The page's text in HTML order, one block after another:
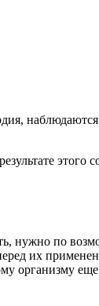
этого
нужно по
их
организму